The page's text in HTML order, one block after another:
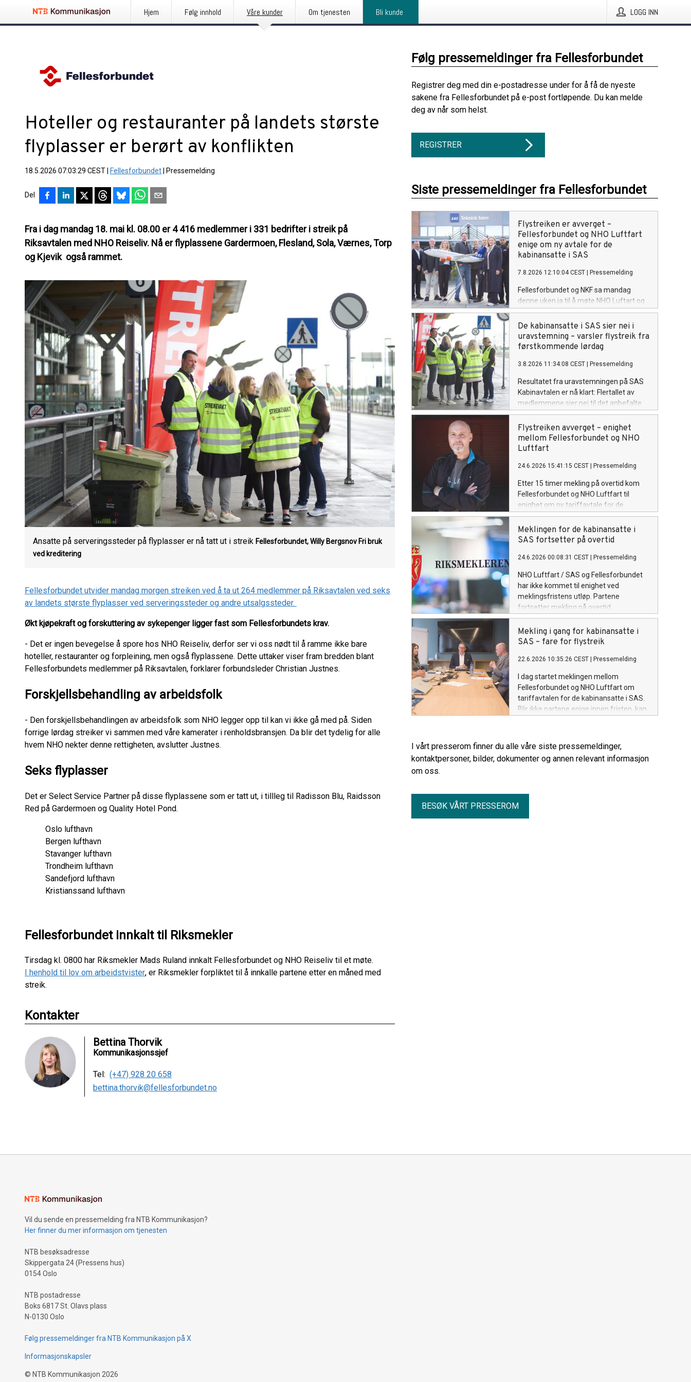
Hjem Følg innhold Våre kunder Om tjenesten Bli kunde LOGG INN
Hoteller og restauranter på landets største
flyplasser er berørt av konflikten
18.5.2026 07:03:29 CEST Fellesforbundet Pressemelding
Del
Fra i dag mandag 18. mai kl. 08.00 er 4 416 medlemmer i 331 bedrifter i streik på
Riksavtalen med NHO Reiseliv. Nå er flyplassene Gardermoen, Flesland, Sola, Værnes, Torp
og Kjevik også rammet.
Ansatte på serveringssteder på flyplasser er nå tatt ut i streik Fellesforbundet, Willy Bergsnov Fri bruk
ved kreditering
Fellesforbundet utvider mandag morgen streiken ved å ta ut 264 medlemmer på Riksavtalen ved seks
av landets største flyplasser ved serveringssteder og andre utsalgssteder.
Økt kjøpekraft og forskuttering av sykepenger ligger fast som Fellesforbundets krav.
- Det er ingen bevegelse å spore hos NHO Reiseliv, derfor ser vi oss nødt til å ramme ikke bare
hoteller, restauranter og forpleining, men også flyplassene. Dette uttaker viser fram bredden blant
Fellesforbundets medlemmer på Riksavtalen, forklarer forbundsleder Christian Justnes.
Forskjellsbehandling av arbeidsfolk
- Den forskjellsbehandlingen av arbeidsfolk som NHO legger opp til kan vi ikke gå med på. Siden
forrige lørdag streiker vi sammen med våre kamerater i renholdsbransjen. Da blir det tydelig for alle
hvem NHO nekter denne rettigheten, avslutter Justnes.
Seks flyplasser
Det er Select Service Partner på disse flyplassene som er tatt ut, i tillleg til Radisson Blu, Raidsson
Red på Gardermoen og Quality Hotel Pond.
Oslo lufthavn
Bergen lufthavn
Stavanger lufthavn
Trondheim lufthavn
Sandefjord lufthavn
Kristianssand lufthavn
Fellesforbundet innkalt til Riksmekler
Tirsdag kl. 0800 har Riksmekler Mads Ruland innkalt Fellesforbundet og NHO Reiseliv til et møte.
I henhold til lov om arbeidstvister, er Riksmekler forpliktet til å innkalle partene etter en måned med
streik.
Kontakter
Bettina Thorvik
Kommunikasjonssjef
Tel: (+47) 928 20 658
bettina.thorvik@fellesforbundet.no
Følg pressemeldinger fra Fellesforbundet
Registrer deg med din e-postadresse under for å få de nyeste
sakene fra Fellesforbundet på e-post fortløpende. Du kan melde
deg av når som helst.
REGISTRER
Siste pressemeldinger fra Fellesforbundet
Flystreiken er avverget –
Fellesforbundet og NHO Luftfart
enige om ny avtale for de
kabinansatte i SAS
7.8.2026 12:10:04 CEST Pressemelding
Fellesforbundet og NKF sa mandag
denne uken ja til å møte NHO Luftart og
SAS på nøytral grunn hos Riksmekler
med et mål om å komme fram til et
forbedret resultat vi kunne legge fram
for våre medlemmer.
De kabinansatte i SAS sier nei i
uravstemning – varsler flystreik fra
førstkommende lørdag
3.8.2026 11:34:08 CEST Pressemelding
Resultatet fra uravstemningen på SAS
Kabinavtalen er nå klart: Flertallet av
medlemmene sier nei til det anbefalte
forslaget. Fellesforbundet sender derfor
ut ny plassfratredelse for samtlige av
forbundets medlemmer på SAS
Kabinavtalen.
Flystreiken avverget – enighet
mellom Fellesforbundet og NHO
Luftfart
24.6.2026 15:41:15 CEST Pressemelding
Etter 15 timer mekling på overtid kom
Fellesforbundet og NHO Luftfart til
enighet om ny tariffavtale for de
kabinansatte i SAS. Flystreiken er
dermed avverget.
Meklingen for de kabinansatte i
SAS fortsetter på overtid
24.6.2026 00:08:31 CEST Pressemelding
NHO Luftfart / SAS og Fellesforbundet
har ikke kommet til enighet ved
meklingsfristens utløp. Partene
fortsetter mekling på overtid.
Mekling i gang for kabinansatte i
SAS – fare for flystreik
22.6.2026 10:35:26 CEST Pressemelding
I dag startet meklingen mellom
Fellesforbundet og NHO Luftfart om
tariffavtalen for de kabinansatte i SAS.
Blir ikke partene enige innen fristen, kan
I vårt presserom finner du alle våre siste pressemeldinger,
kontaktpersoner, bilder, dokumenter og annen relevant informasjon
om oss.
BESØK VÅRT PRESSEROM
Vil du sende en pressemelding fra NTB Kommunikasjon?
Her finner du mer informasjon om tjenesten
NTB besøksadresse
Skippergata 24 (Pressens hus)
0154 Oslo
NTB postadresse
Boks 6817 St. Olavs plass
N-0130 Oslo
Følg pressemeldinger fra NTB Kommunikasjon på X
Informasjonskapsler
© NTB Kommunikasjon 2026